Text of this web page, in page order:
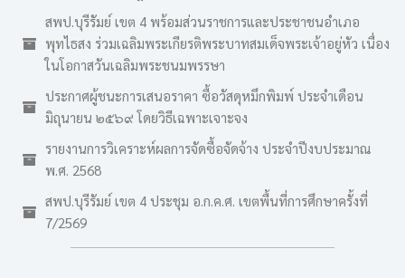
สพป.บุรีรัมย์ เขต 4 พร้อมส่วนราชการและประชาชนอำเภอ
พุทไธสง ร่วมเฉลิมพระเกียรติพระบาทสมเด็จพระเจ้าอยู่หัว เนื่อง
ในโอกาสวันเฉลิมพระชนมพรรษา
ประกาศผู้ชนะการเสนอราคา ซื้อวัสดุหมึกพิมพ์ ประจำเดือน
มิถุนายน ๒๕๖๙ โดยวิธีเฉพาะเจาะจง
รายงานการวิเคราะห์ผลการจัดซื้อจัดจ้าง ประจำปีงบประมาณ
พ.ศ. 2568
สพป.บุรีรัมย์ เขต 4 ประชุม อ.ก.ค.ศ. เขตพื้นที่การศึกษาครั้งที่
7/2569